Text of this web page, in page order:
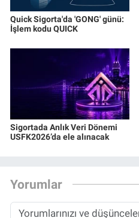
Quick Sigorta'da 'GONG' günü:
İşlem kodu QUICK
Sigortada Anlık Veri Dönemi
USFK2026’da ele alınacak
Yorumlar